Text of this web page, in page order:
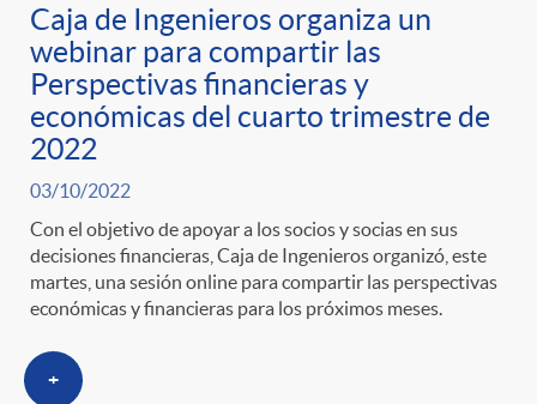
Caja de Ingenieros organiza un
webinar para compartir las
Perspectivas financieras y
económicas del cuarto trimestre de
2022
03/10/2022
Con el objetivo de apoyar a los socios y socias en sus
decisiones financieras, Caja de Ingenieros organizó, este
martes, una sesión online para compartir las perspectivas
económicas y financieras para los próximos meses.
+